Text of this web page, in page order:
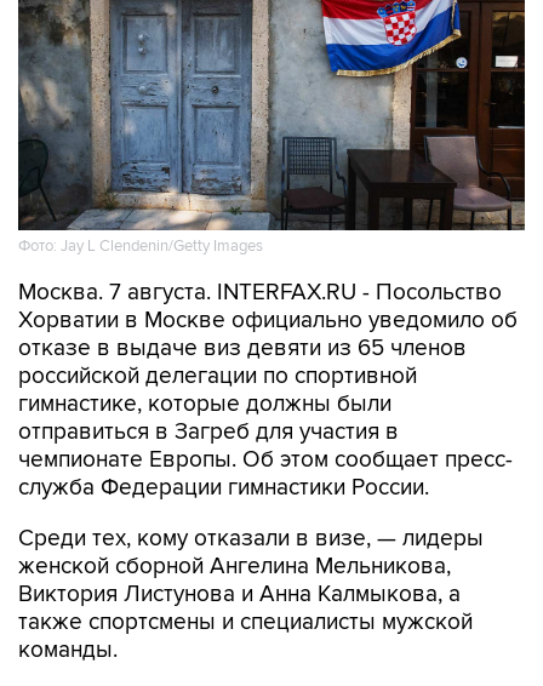
Фото: Jay L Clendenin/Getty Images
Москва. 7 августа. INTERFAX.RU - Посольство
Хорватии в Москве официально уведомило об
отказе в выдаче виз девяти из 65 членов
российской делегации по спортивной
гимнастике, которые должны были
отправиться в Загреб для участия в
чемпионате Европы. Об этом сообщает пресс-
служба Федерации гимнастики России.
Среди тех, кому отказали в визе, — лидеры
женской сборной Ангелина Мельникова,
Виктория Листунова и Анна Калмыкова, а
также спортсмены и специалисты мужской
команды.